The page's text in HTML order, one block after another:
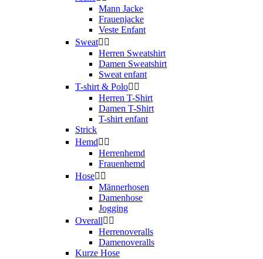
Mann Jacke
Frauenjacke
Veste Enfant
Sweat 
Herren Sweatshirt
Damen Sweatshirt
Sweat enfant
T-shirt & Polo 
Herren T-Shirt
Damen T-Shirt
T-shirt enfant
Strick
Hemd 
Herrenhemd
Frauenhemd
Hose 
Männerhosen
Damenhose
Jogging
Overall 
Herrenoveralls
Damenoveralls
Kurze Hose